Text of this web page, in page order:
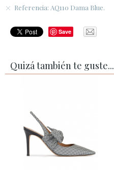
Referencia: AQ110 Dama Blue.
Save
Quizá también te guste...